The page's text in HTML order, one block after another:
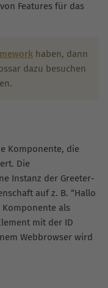
Features für das
haben, dann
dazu besuchen
Komponente, die
Die
Instanz der Greeter-
auf z. B. “Hallo
als
mit der ID
Webbrowser wird